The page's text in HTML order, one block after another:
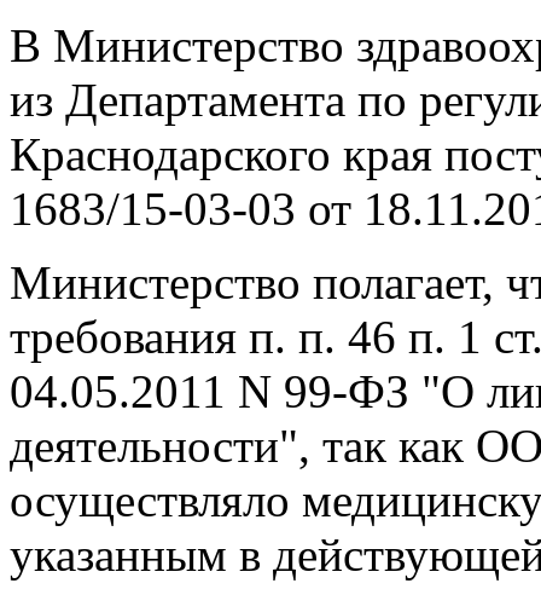
В Министерство
из Департамента по
Краснодарского края
1683/15-03-03 от
Министерство полагает,
требования п. п. 46 п. 1
04.05.2011 N 99-ФЗ "О
деятельности", так как
осуществляло
указанным в